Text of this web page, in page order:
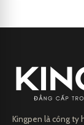
Kingpen là công ty